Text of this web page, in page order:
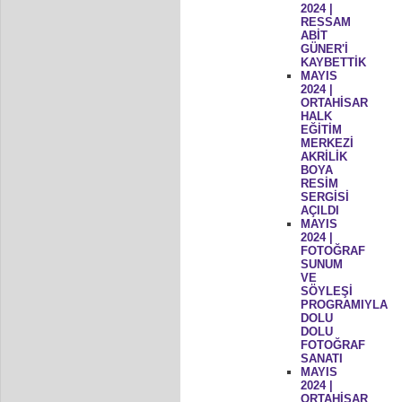
2024 |
RESSAM
ABİT
GÜNER'İ
KAYBETTİK
MAYIS
2024 |
ORTAHİSAR
HALK
EĞİTİM
MERKEZİ
AKRİLİK
BOYA
RESİM
SERGİSİ
AÇILDI
MAYIS
2024 |
FOTOĞRAF
SUNUM
VE
SÖYLEŞİ
PROGRAMIYLA
DOLU
DOLU
FOTOĞRAF
SANATI
MAYIS
2024 |
ORTAHİSAR